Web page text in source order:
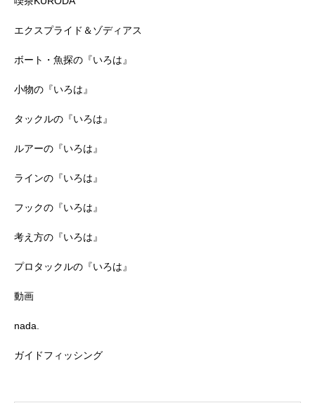
エクスプライド＆ゾディアス
ボート・魚探の『いろは』
小物の『いろは』
タックルの『いろは』
ルアーの『いろは』
ラインの『いろは』
フックの『いろは』
考え方の『いろは』
プロタックルの『いろは』
動画
nada.
ガイドフィッシング